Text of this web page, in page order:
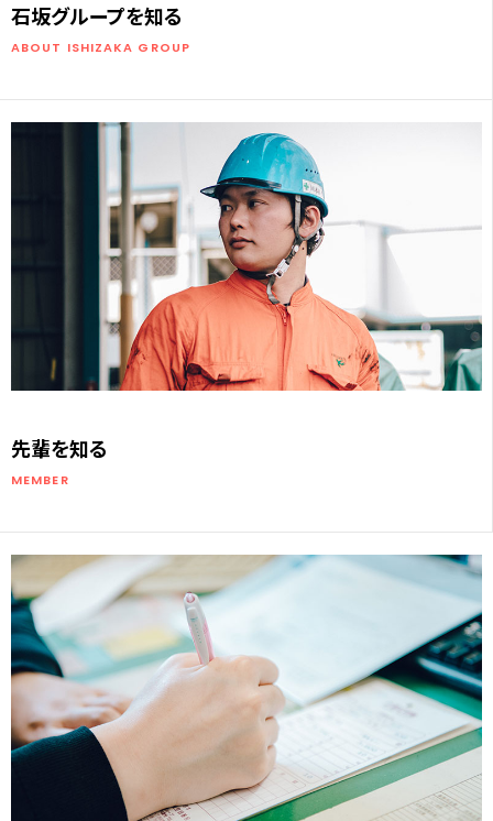
石坂グループを知る
ABOUT ISHIZAKA GROUP
先輩を知る
MEMBER